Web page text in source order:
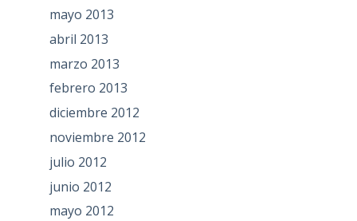
mayo 2013
abril 2013
marzo 2013
febrero 2013
diciembre 2012
noviembre 2012
julio 2012
junio 2012
mayo 2012